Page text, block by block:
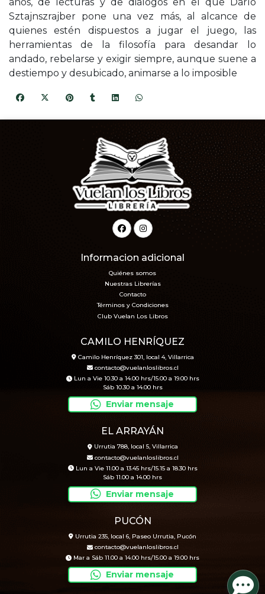
años, de lecturas y de diálogos en el que Darío
Sztajnszrajber pone una vez más, al alcance de
quienes estén dispuestos a jugar el juego, las
herramientas de la filosofía para desandar lo
andado, rebelarse y exigir siempre, aunque suene a
destiempo y desubicado, animarse a lo imposible
Informacion adicional
Quiénes somos
Nuestras Librerías
Contacto
Términos y Condiciones
Club Vuelan Los Libros
CAMILO HENRÍQUEZ
Camilo Henríquez 301, local 4, Villarrica
contacto@vuelanloslibros.cl
Lun a Vie 10.30 a 14.00 hrs/15.00 a 19.00 hrs
Sáb 10.30 a 14.00 hrs
Enviar mensaje
EL ARRAYÁN
Urrutia 788, local 5, Villarrica
contacto@vuelanloslibros.cl
Lun a Vie 11.00 a 13.45 hrs/15.15 a 18.30 hrs
Sáb 11.00 a 14.00 hrs
Enviar mensaje
PUCÓN
Urrutia 235, local 6, Paseo Urrutia, Pucón
contacto@vuelanloslibros.cl
Mar a Sáb 11.00 a 14.00 hrs/15.00 a 19.00 hrs
Enviar mensaje